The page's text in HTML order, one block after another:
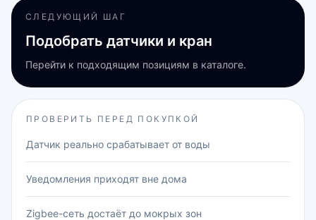
СЛЕДУЮЩИЙ ШАГ
Подобрать датчики и кран
Перейти к подходящим позициям в каталоге.
ПРОВЕРИТЬ ПЕРЕД ПОКУПКОЙ
Датчик реально срабатывает от воды
Уведомления приходят вне дома
Zigbee-сеть достаёт до мокрых зон